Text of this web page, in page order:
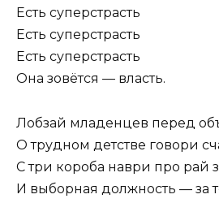
Есть суперстрасть
Есть суперстрасть
Есть суперстрасть
Она зовётся — власть.
Лобзай младенцев перед
О трудном детстве говори
С три короба наври про рай
И выборная должность — за